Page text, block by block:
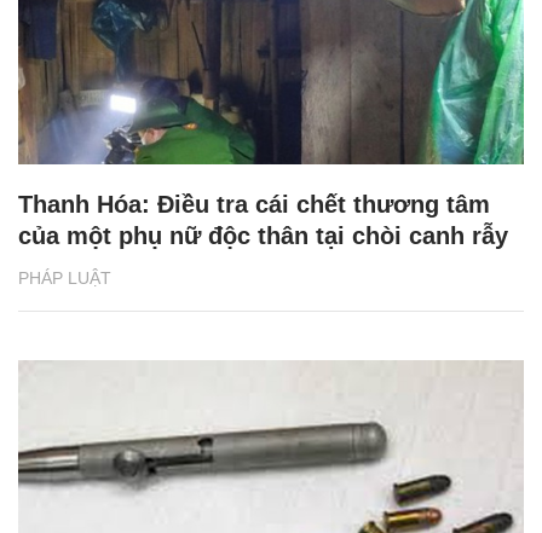
PHÁP LUẬT
Thanh Hóa: Điều tra cái chết thương tâm
của một phụ nữ độc thân tại chòi canh rẫy